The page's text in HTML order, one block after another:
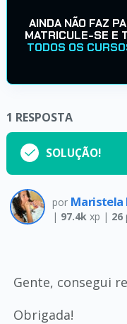
AINDA NÃO FAZ
MATRICULE-SE E
TODOS OS
1 RESPOSTA
SOLUÇÃO!
por Maristela
| 97.4kxp | 26
Gente, consegui
Obrigada!